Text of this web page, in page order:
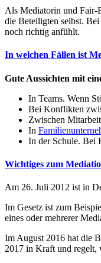
Als Mediatorin und Fair-
die Beteiligten selbst.
noch richtig anfühlt.
In welchen Fällen ist
Gute Aussichten mit
In Teams. Wenn
Bei Konflikten
Zwischen
In
In der Schule. Bei
Wichtiges zum
Am 26. Juli 2012 ist in
Im Gesetz ist zum
eines oder mehrerer
Im August 2016 hat die
2017 in Kraft und regelt,